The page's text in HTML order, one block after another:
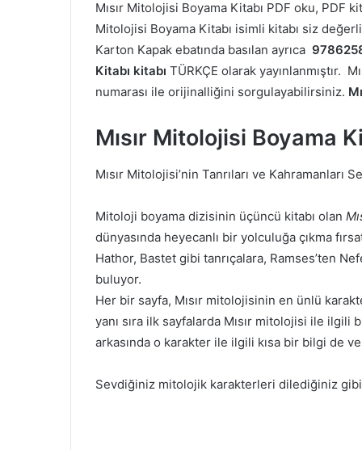
Mısır Mitolojisi Boyama Kitabı PDF oku, PDF
Mitolojisi Boyama Kitabı isimli kitabı siz
Karton Kapak ebatında basılan ayrıca
Kitabı kitabı TÜRKÇE olarak yayınlanmıştır.
numarası ile orijinalliğini sorgulayabilirsiniz.
Mısır Mitolojisi Boyama
Mısır Mitolojisi’nin Tanrıları ve Kahramanları
Mitoloji boyama dizisinin üçüncü kitabı olan
dünyasında heyecanlı bir yolculuğa çıkma
Hathor, Bastet gibi tanrıçalara, Ramses’ten
buluyor.
Her bir sayfa, Mısır mitolojisinin en ünlü
yanı sıra ilk sayfalarda Mısır mitolojisi ile ilgili
arkasında o karakter ile ilgili kısa bir bilgi de
Sevdiğiniz mitolojik karakterleri dilediğiniz gibi